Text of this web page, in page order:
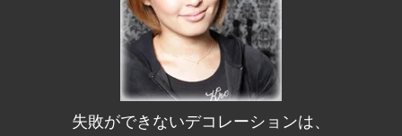
失敗ができないデコレーションは、